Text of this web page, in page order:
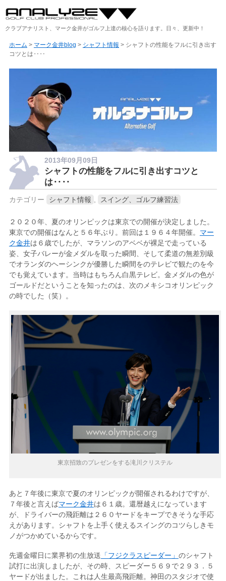
クラブアナリスト、マーク金井がゴルフ上達の核心を語ります。日々、更新中！
ホーム > マーク金井blog > シャフト情報 > シャフトの性能をフルに引き出す
コツとは‥‥
2013年09月09日
シャフトの性能をフルに引き出すコツと
は‥‥
カテゴリー シャフト情報 スイング、ゴルフ練習法
２０２０年、夏のオリンピックは東京での開催が決定しました。
東京での開催はなんと５６年ぶり。前回は１９６４年開催。 マー
ク金井は６歳でしたが、マラソンのアベベが裸足で走っている
姿、女子バレーが金メダルを取った瞬間、そして柔道の無差別級
でオランダのヘーシンクが優勝した瞬間をのテレビで観たのを今
でも覚えています。当時はもちろん白黒テレビ。金メダルの色が
ゴールドだということを知ったのは、次のメキシコオリンピック
の時でした（笑）。
東京招致のプレゼンをする滝川クリステル
あと７年後に東京で夏のオリンピックが開催されるわけですが、
７年後と言えばマーク金井は６１歳。還暦越えになっています
が、ドライバーの飛距離は２６０ヤードをキープできそうな手応
えがあります。シャフトを上手く使えるスイングのコツらしきモ
ノがつかめているからです。
先週金曜日に業界初の生放送 「フジクラスピーダー」 のシャフト
試打に出演しましたが、その時、スピーダー５６９で２９３．５
ヤードが出ました。これは人生最高飛距離。神田のスタジオで使